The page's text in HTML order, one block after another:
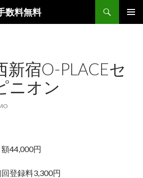
数料無料
新宿O-PLACEセ
ニオン
円
録料3,300円